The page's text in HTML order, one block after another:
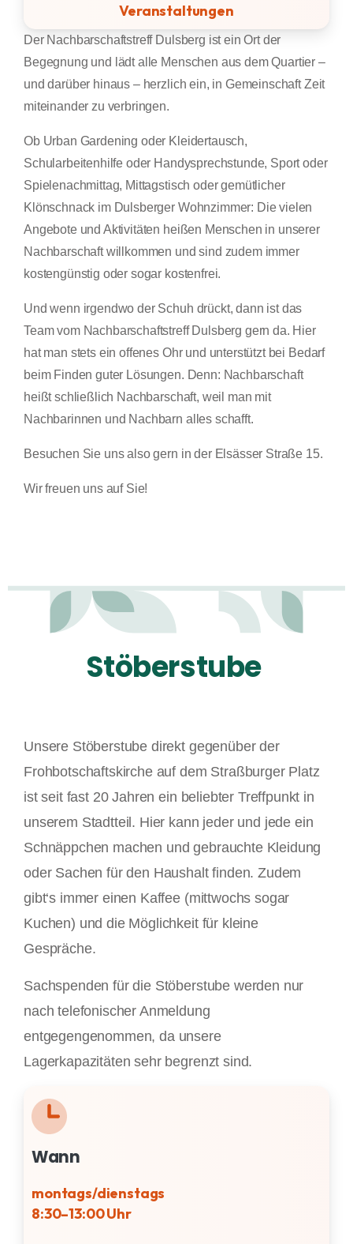
Veranstaltungen
Der Nachbarschaftstreff Dulsberg ist ein Ort der
Begegnung und lädt alle Menschen aus dem Quartier –
und darüber hinaus – herzlich ein, in Gemeinschaft Zeit
miteinander zu verbringen.
Ob Urban Gardening oder Kleidertausch,
Schularbeitenhilfe oder Handysprechstunde, Sport oder
Spielenachmittag, Mittagstisch oder gemütlicher
Klönschnack im Dulsberger Wohnzimmer: Die vielen
Angebote und Aktivitäten heißen Menschen in unserer
Nachbarschaft willkommen und sind zudem immer
kostengünstig oder sogar kostenfrei.
Und wenn irgendwo der Schuh drückt, dann ist das
Team vom Nachbarschaftstreff Dulsberg gern da. Hier
hat man stets ein offenes Ohr und unterstützt bei Bedarf
beim Finden guter Lösungen. Denn: Nachbarschaft
heißt schließlich Nachbarschaft, weil man mit
Nachbarinnen und Nachbarn alles schafft.
Besuchen Sie uns also gern in der Elsässer Straße 15.
Wir freuen uns auf Sie!
Unsere Stöberstube direkt gegenüber der
Frohbotschaftskirche auf dem Straßburger Platz
ist seit fast 20 Jahren ein beliebter Treffpunkt in
unserem Stadtteil. Hier kann jeder und jede ein
Schnäppchen machen und gebrauchte Kleidung
oder Sachen für den Haushalt finden. Zudem
gibt‘s immer einen Kaffee (mittwochs sogar
Kuchen) und die Möglichkeit für kleine
Gespräche.
Sachspenden für die Stöberstube werden nur
nach telefonischer Anmeldung
entgegengenommen, da unsere
Lagerkapazitäten sehr begrenzt sind.
Wann
montags/dienstags
8:30–13:00 Uhr